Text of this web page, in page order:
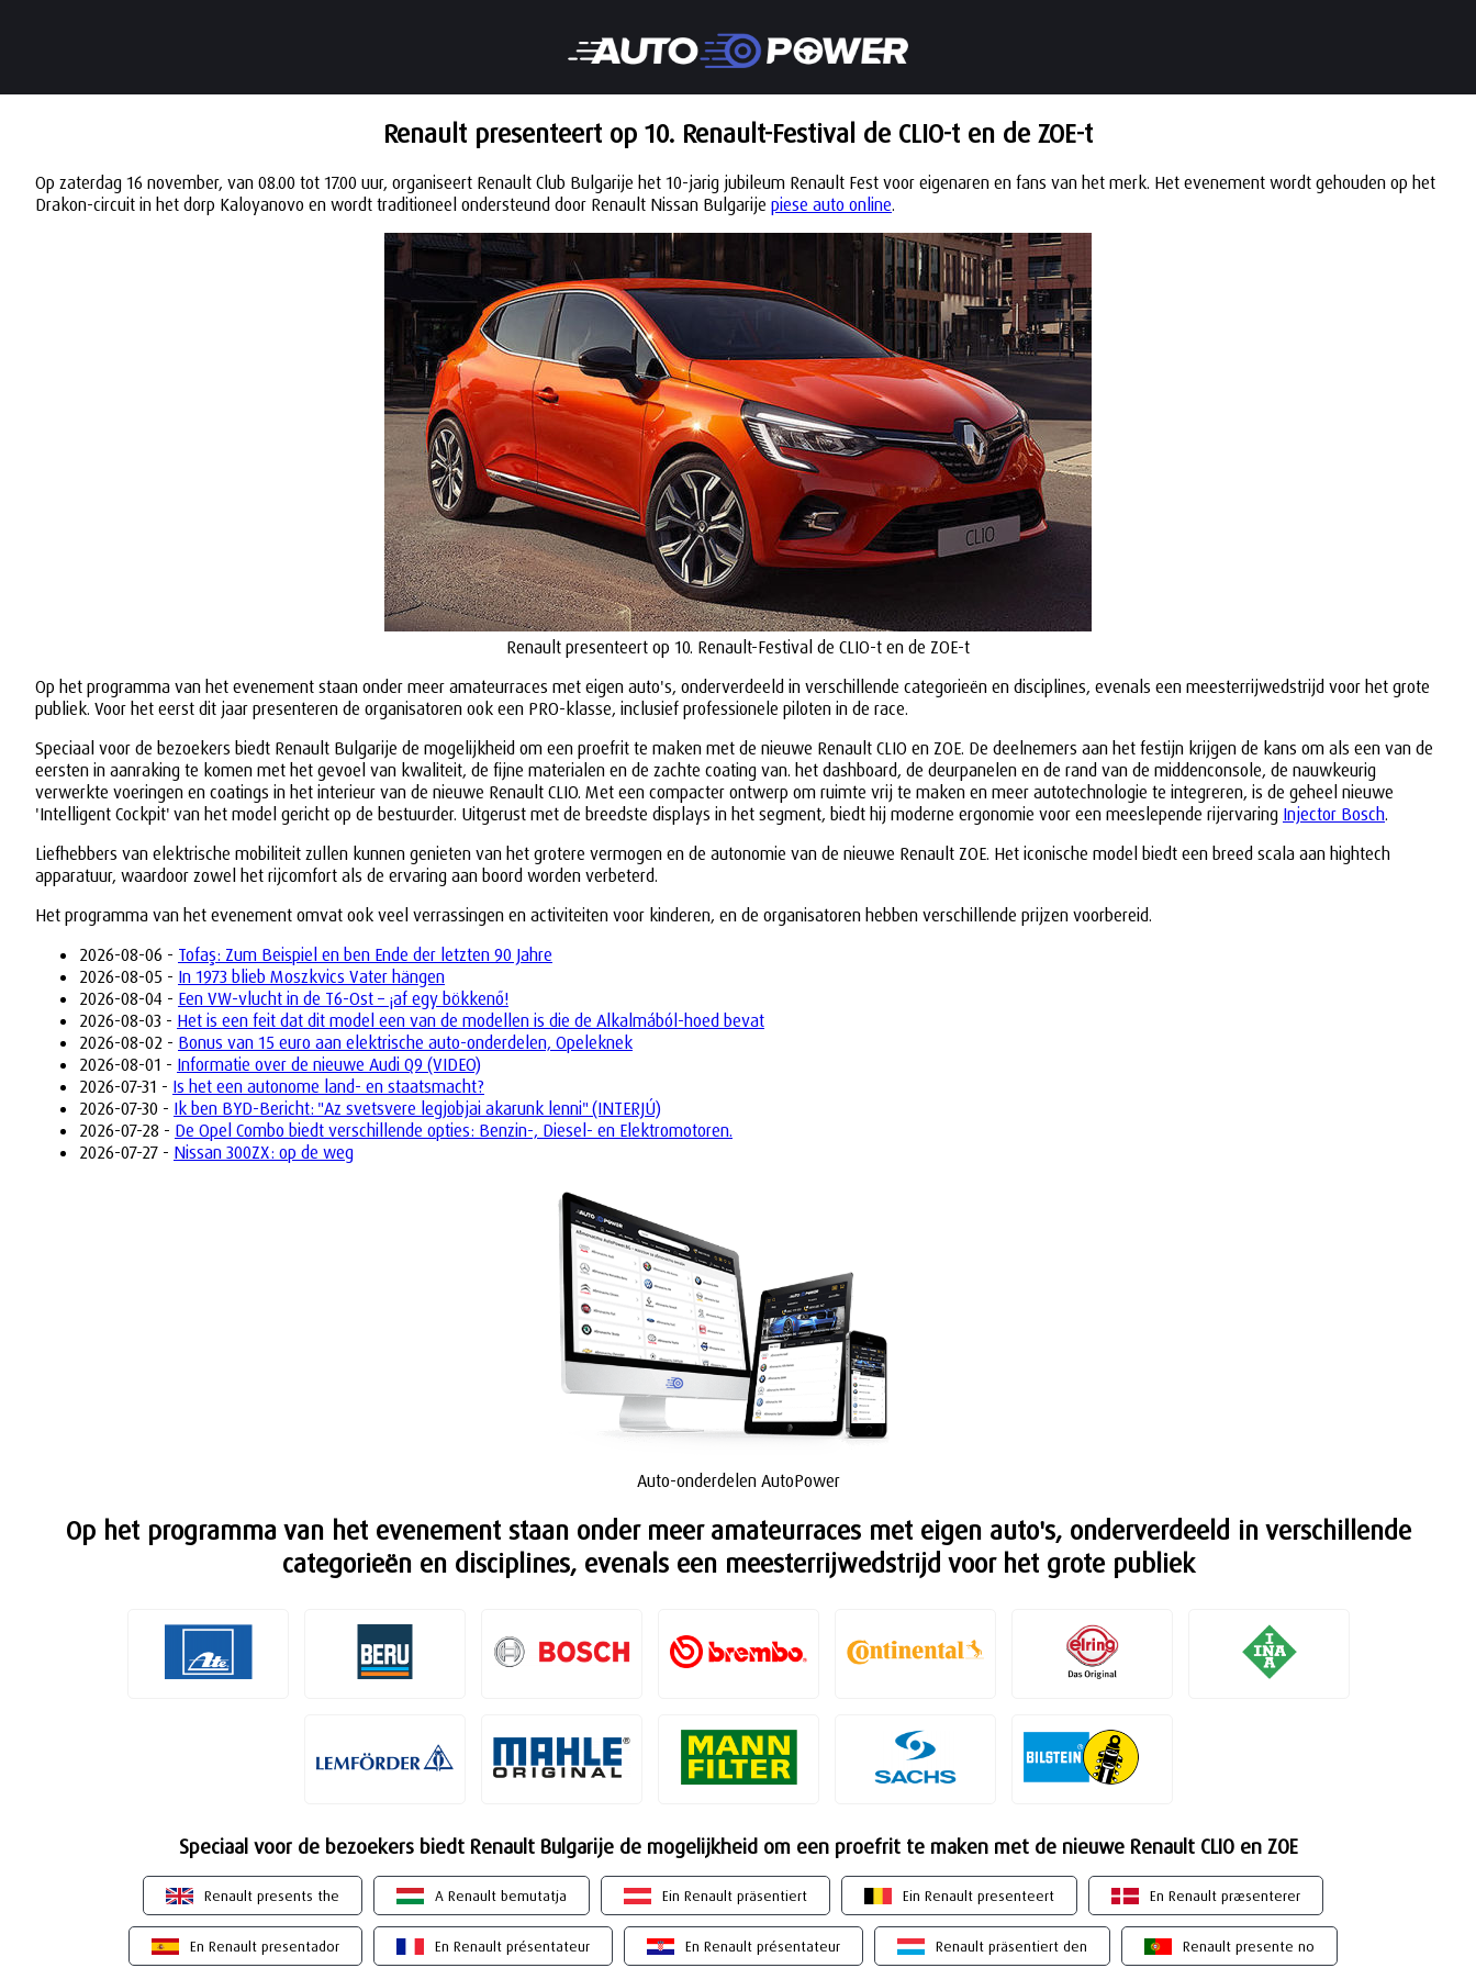
Renault presenteert op 10. Renault-Festival de CLIO-t en de ZOE-t
Op zaterdag 16 november, van 08.00 tot 17.00 uur, organiseert Renault Club Bulgarije het 10-jarig jubileum Renault Fest voor eigenaren en fans van het merk. Het evenement wordt gehouden op het
Drakon-circuit in het dorp Kaloyanovo en wordt traditioneel ondersteund door Renault Nissan Bulgarije piese auto online.
Renault presenteert op 10. Renault-Festival de CLIO-t en de ZOE-t
Op het programma van het evenement staan onder meer amateurraces met eigen auto's, onderverdeeld in verschillende categorieën en disciplines, evenals een meesterrijwedstrijd voor het grote
publiek. Voor het eerst dit jaar presenteren de organisatoren ook een PRO-klasse, inclusief professionele piloten in de race.
Speciaal voor de bezoekers biedt Renault Bulgarije de mogelijkheid om een proefrit te maken met de nieuwe Renault CLIO en ZOE. De deelnemers aan het festijn krijgen de kans om als een van de
eersten in aanraking te komen met het gevoel van kwaliteit, de fijne materialen en de zachte coating van. het dashboard, de deurpanelen en de rand van de middenconsole, de nauwkeurig
verwerkte voeringen en coatings in het interieur van de nieuwe Renault CLIO. Met een compacter ontwerp om ruimte vrij te maken en meer autotechnologie te integreren, is de geheel nieuwe
'Intelligent Cockpit' van het model gericht op de bestuurder. Uitgerust met de breedste displays in het segment, biedt hij moderne ergonomie voor een meeslepende rijervaring Injector Bosch.
Liefhebbers van elektrische mobiliteit zullen kunnen genieten van het grotere vermogen en de autonomie van de nieuwe Renault ZOE. Het iconische model biedt een breed scala aan hightech
apparatuur, waardoor zowel het rijcomfort als de ervaring aan boord worden verbeterd.
Het programma van het evenement omvat ook veel verrassingen en activiteiten voor kinderen, en de organisatoren hebben verschillende prijzen voorbereid.
2026-08-06 - Tofaş: Zum Beispiel en ben Ende der letzten 90 Jahre
2026-08-05 - In 1973 blieb Moszkvics Vater hängen
2026-08-04 - Een VW-vlucht in de T6-Ost – ¡af egy bökkenő!
2026-08-03 - Het is een feit dat dit model een van de modellen is die de Alkalmából-hoed bevat
2026-08-02 - Bonus van 15 euro aan elektrische auto-onderdelen, Opeleknek
2026-08-01 - Informatie over de nieuwe Audi Q9 (VIDEO)
2026-07-31 - Is het een autonome land- en staatsmacht?
2026-07-30 - Ik ben BYD-Bericht: "Az svetsvere legjobjai akarunk lenni" (INTERJÚ)
2026-07-28 - De Opel Combo biedt verschillende opties: Benzin-, Diesel- en Elektromotoren.
2026-07-27 - Nissan 300ZX: op de weg
Auto-onderdelen AutoPower
Op het programma van het evenement staan onder meer amateurraces met eigen auto's, onderverdeeld in verschillende
categorieën en disciplines, evenals een meesterrijwedstrijd voor het grote publiek
Speciaal voor de bezoekers biedt Renault Bulgarije de mogelijkheid om een proefrit te maken met de nieuwe Renault CLIO en ZOE
Renault presents the A Renault bemutatja Ein Renault präsentiert Ein Renault presenteert En Renault præsenterer
En Renault presentador En Renault présentateur En Renault présentateur Renault präsentiert den Renault presente no